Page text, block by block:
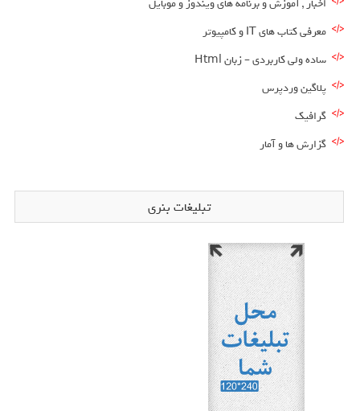
اخبار , آموزش و برنامه های ویندوز و موبایل
معرفی کتاب های IT و کامپیوتر
ساده ولی کاربردی – زبان Html
پلاگین وردپرس
گرافیک
گزارش ها و آمار
تبلیغات بنری